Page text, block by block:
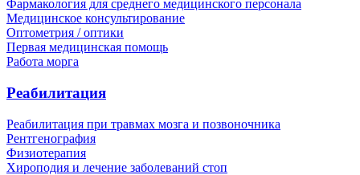
Фармакология для среднего медицинского персонала
Медицинское консультирование
Оптометрия / оптики
Первая медицинская помощь
Работа морга
Реабилитация
Реабилитация при травмах мозга и позвоночника
Рентгенография
Физиотерапия
Хироподия и лечение заболеваний стоп